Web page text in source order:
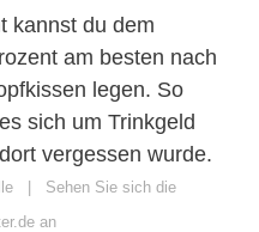
kannst du dem
am besten nach
legen. So
sich um Trinkgeld
vergessen wurde.
| Sehen Sie sich die
an